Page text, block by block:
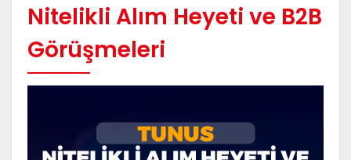
Nitelikli Alım Heyeti ve B2B
Görüşmeleri